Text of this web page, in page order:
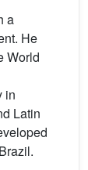
a
He
World
in
Latin